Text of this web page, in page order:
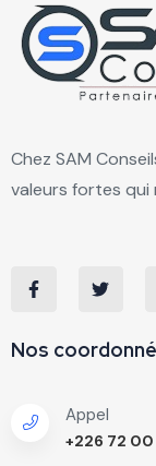
Chez SAM
valeurs fortes
Nos
Appel
+226 72 00